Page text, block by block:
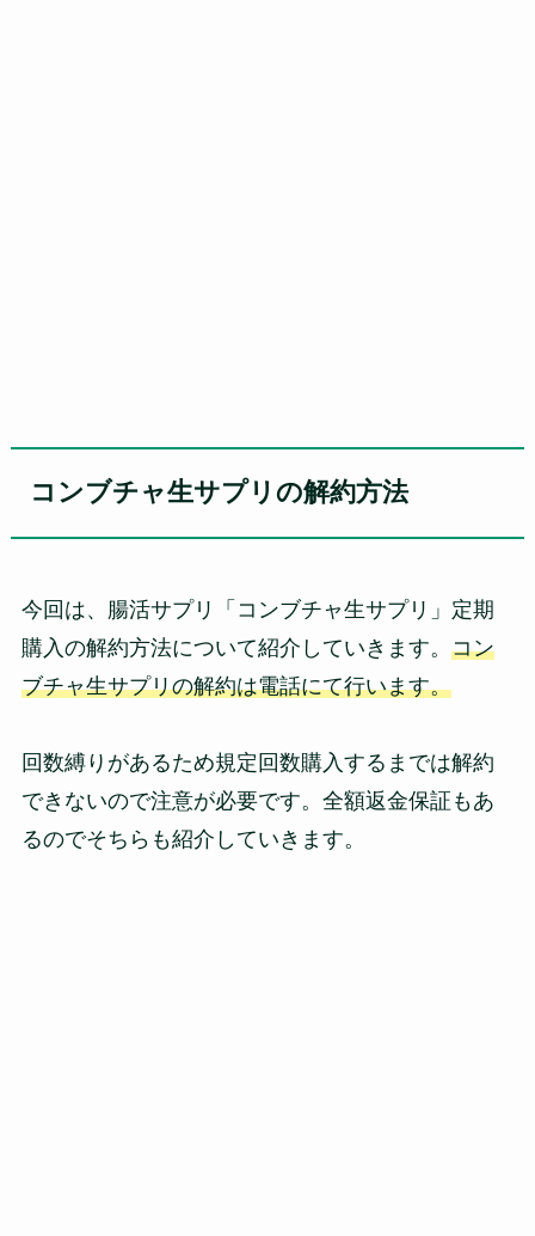
コンブチャ生サプリの解約方法
今回は、腸活サプリ「コンブチャ生サプリ」定期
購入の解約方法について紹介していきます。 コン
ブチャ生サプリの解約は電話にて行います。
回数縛りがあるため規定回数購入するまでは解約
できないので注意が必要です。全額返金保証もあ
るのでそちらも紹介していきます。